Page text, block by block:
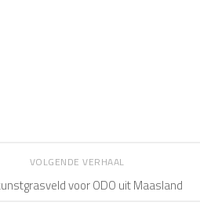
VOLGENDE VERHAAL
voor ODO uit Maasland